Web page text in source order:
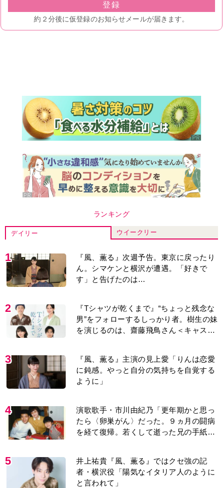
ランキング
デイリー ウイークリー
1
『風、薫る』次週予告。東京に戻ったり
ん。シマケンと横沢が遭遇。「好きで
す」と告げたのは…
2
『Tシャツが乾くまで』“ちょっと残念な
男”をフォローするしっかり者。樹生の妹
を演じるのは、齋藤飛鳥さん＜キャスト
3
『風、薫る』主演の見上愛「りんは恋愛
に鈍感。やっと自分の気持ちを自覚する
ように」
4
演歌歌手・市川由紀乃「更年期かと思っ
たら〈卵巣がん〉だった。９ヵ月の闘病
を経て復帰。若くして逝った兄の手紙を
5
井上祐貴『風、薫る』ではクセ強の記
者・横沢役「陽気なイタリア人のように
と言われて」